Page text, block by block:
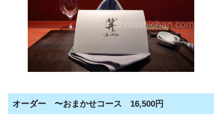
オーダー 〜おまかせコース 16,500円